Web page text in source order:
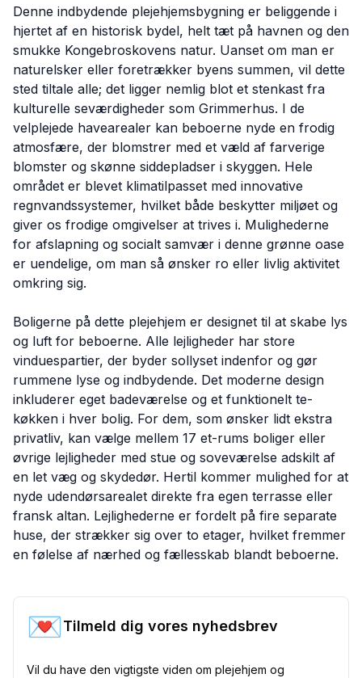
Denne indbydende plejehjemsbygning er beliggende i
hjertet af en historisk bydel, helt tæt på havnen og den
smukke Kongebroskovens natur. Uanset om man er
naturelsker eller foretrækker byens summen, vil dette
sted tiltale alle; det ligger nemlig blot et stenkast fra
kulturelle seværdigheder som Grimmerhus. I de
velplejede havearealer kan beboerne nyde en frodig
atmosfære, der blomstrer med et væld af farverige
blomster og skønne siddepladser i skyggen. Hele
området er blevet klimatilpasset med innovative
regnvandssystemer, hvilket både beskytter miljøet og
giver os frodige omgivelser at trives i. Mulighederne
for afslapning og socialt samvær i denne grønne oase
er uendelige, om man så ønsker ro eller livlig aktivitet
omkring sig.
Boligerne på dette plejehjem er designet til at skabe lys
og luft for beboerne. Alle lejligheder har store
vinduespartier, der byder sollyset indenfor og gør
rummene lyse og indbydende. Det moderne design
inkluderer eget badeværelse og et funktionelt te-
køkken i hver bolig. For dem, som ønsker lidt ekstra
privatliv, kan vælge mellem 17 et-rums boliger eller
øvrige lejligheder med stue og soveværelse adskilt af
en let væg og skydedør. Hertil kommer mulighed for at
nyde udendørsarealet direkte fra egen terrasse eller
fransk altan. Lejlighederne er fordelt på fire separate
huse, der strækker sig over to etager, hvilket fremmer
en følelse af nærhed og fællesskab blandt beboerne.
💌Tilmeld dig vores nyhedsbrev
Vil du have den vigtigste viden om plejehjem og